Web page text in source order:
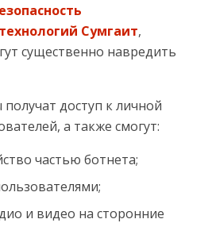
Сумгаит,
существенно навредить
получат доступ к личной
а также смогут:
частью ботнета;
и видео на сторонние